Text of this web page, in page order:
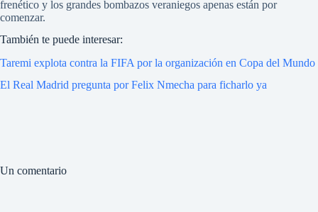
frenético y los grandes bombazos veraniegos apenas están por
comenzar.
También te puede interesar:
Taremi explota contra la FIFA por la organización en Copa del Mundo
El Real Madrid pregunta por Felix Nmecha para ficharlo ya
Un comentario